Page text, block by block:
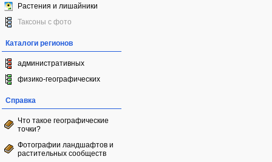
Растения и лишайники
Таксоны с фото
Каталоги регионов
административных
физико-географических
Справка
Что такое географические
точки?
Фотографии ландшафтов и
растительных сообществ